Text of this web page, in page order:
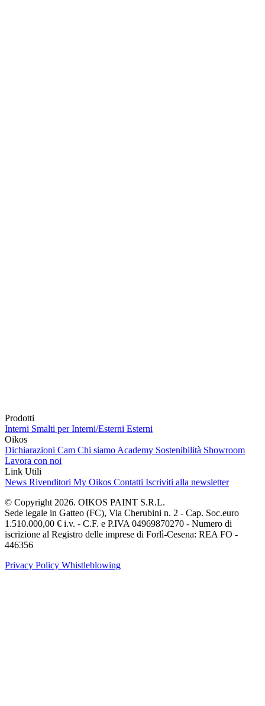
Prodotti
Interni Smalti per Interni/Esterni Esterni
Oikos
Dichiarazioni Cam Chi siamo Academy Sostenibilità Showroom
Lavora con noi
Link Utili
News Rivenditori My Oikos Contatti Iscriviti alla newsletter
© Copyright 2026. OIKOS PAINT S.R.L.
Sede legale in Gatteo (FC), Via Cherubini n. 2 - Cap. Soc.euro
1.510.000,00 € i.v. - C.F. e P.IVA 04969870270 - Numero di
iscrizione al Registro delle imprese di Forlì-Cesena: REA FO -
446356
Privacy Policy Whistleblowing